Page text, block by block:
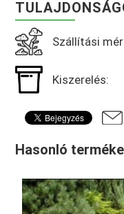
Szállítási
Kiszerelés:
Hasonló